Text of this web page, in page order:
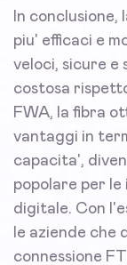
In
piu' efficaci e
veloci, sicure e
costosa
FWA, la fibra
vantaggi in
capacita',
popolare per le
digitale. Con
le aziende che
connessione